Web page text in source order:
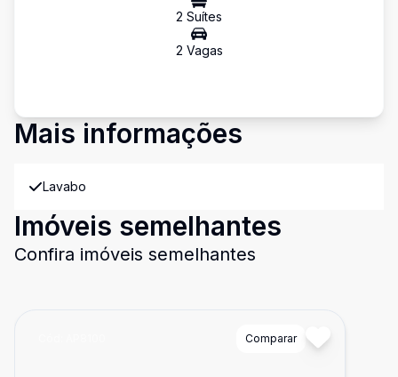
2 Suítes
2 Vagas
Mais informações
Lavabo
Imóveis semelhantes
Confira imóveis semelhantes
Comparar